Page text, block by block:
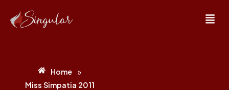
Home »
Miss Simpatia 2011